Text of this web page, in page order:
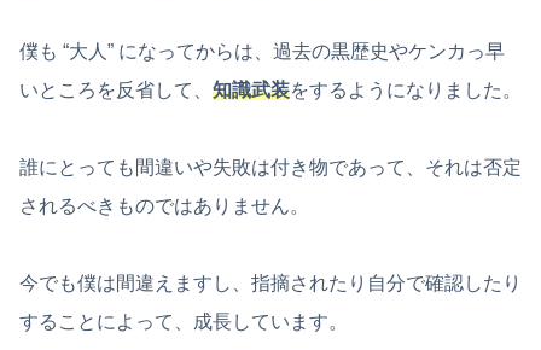
僕も “大人” になってからは、過去の黒歴史やケンカっ早
いところを反省して、 知識武装をするようになりました。
誰にとっても間違いや失敗は付き物であって、それは否定
されるべきものではありません。
今でも僕は間違えますし、指摘されたり自分で確認したり
することによって、成長しています。